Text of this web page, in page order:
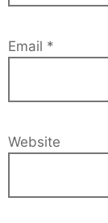
Email *
Website